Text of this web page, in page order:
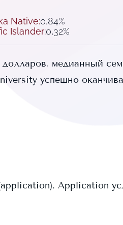
Native:0,84%
Islander:0,32%
долларов, медианный
успешно
Application